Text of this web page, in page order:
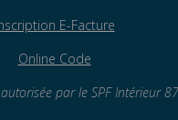
E-Facture
Online Code
par le SPF Intérieur